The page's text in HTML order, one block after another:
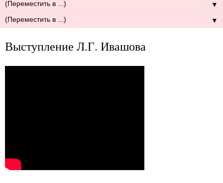
▼
▼
Выступление Л.Г. Ивашова